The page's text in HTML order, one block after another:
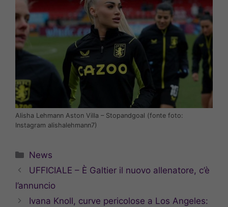
Alisha Lehmann Aston Villa – Stopandgoal (fonte foto:
Instagram alishalehmann7)
Categorie
News
UFFICIALE – È Galtier il nuovo allenatore, c’è
l’annuncio
Ivana Knoll, curve pericolose a Los Angeles: